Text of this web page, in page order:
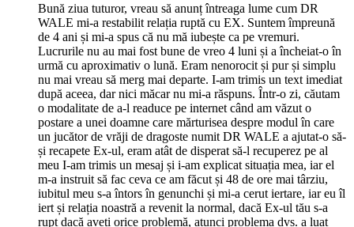
Bună ziua tuturor, vreau să anunț întreaga lume cum DR
WALE mi-a restabilit relația ruptă cu EX. Suntem împreună
de 4 ani și mi-a spus că nu mă iubește ca pe vremuri.
Lucrurile nu au mai fost bune de vreo 4 luni și a încheiat-o în
urmă cu aproximativ o lună. Eram nenorocit și pur și simplu
nu mai vreau să merg mai departe. I-am trimis un text imediat
după aceea, dar nici măcar nu mi-a răspuns. Într-o zi, căutam
o modalitate de a-l readuce pe internet când am văzut o
postare a unei doamne care mărturisea despre modul în care
un jucător de vrăji de dragoste numit DR WALE a ajutat-o ​​să-
și recapete Ex-ul, eram atât de disperat să-l recuperez pe al
meu I-am trimis un mesaj și i-am explicat situația mea, iar el
m-a instruit să fac ceva ce am făcut și 48 de ore mai târziu,
iubitul meu s-a întors în genunchi și mi-a cerut iertare, iar eu îl
iert și relația noastră a revenit la normal, dacă Ex-ul tău s-a
rupt dacă aveți orice problemă, atunci problema dvs. a luat